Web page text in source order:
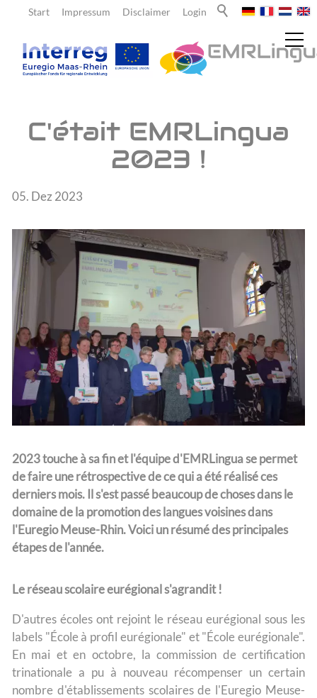
Login
Disclaimer
Impressum
Start
Actualités
Enseignants
L'équipe
C'était EMRLingua
2023 !
05. Dez 2023
2023 touche à sa fin et l'équipe d'EMRLingua se permet
de faire une rétrospective de ce qui a été réalisé ces
derniers mois. Il s'est passé beaucoup de choses dans le
domaine de la promotion des langues voisines dans
l'Euregio Meuse-Rhin. Voici un résumé des principales
étapes de l'année.
Le réseau scolaire eurégional s'agrandit !
D'autres écoles ont rejoint le réseau eurégional sous les
labels "École à profil eurégionale" et "École eurégionale".
En mai et en octobre, la commission de certification
trinationale a pu à nouveau récompenser un certain
nombre d'établissements scolaires de l'Euregio Meuse-